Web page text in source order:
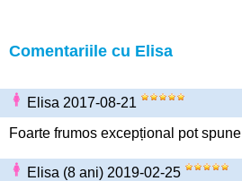
Comentariile cu Elisa
Elisa 2017-08-21
Foarte frumos excepțional pot spune
Elisa (8 ani) 2019-02-25